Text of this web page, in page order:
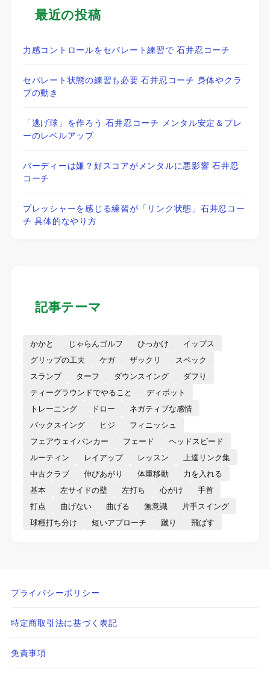
最近の投稿
力感コントロールをセパレート練習で 石井忍コーチ
セパレート状態の練習も必要 石井忍コーチ 身体やクラ
ブの動き
「逃げ球」を作ろう 石井忍コーチ メンタル安定＆プレ
ーのレベルアップ
バーディーは嫌？好スコアがメンタルに悪影響 石井忍
コーチ
プレッシャーを感じる練習が「リンク状態」石井忍コー
チ 具体的なやり方
記事テーマ
かかと じゃらんゴルフ ひっかけ
イップス
グリップの工夫
ケガ ザックリ
スペック
スランプ
ターフ ダウンスイング
ダフり
ティーグラウンドでやること
ディボット
トレーニング
ドロー
ネガティブな感情
バックスイング
ヒジ
フィニッシュ
フェアウェイバンカー
フェード
ヘッドスピード
ルーティン
レイアップ レッスン
上達リンク集
中古クラブ
伸びあがり 体重移動
力を入れる
基本
左サイドの壁 左打ち 心がけ
手首
打点
曲げない 曲げる 無意識
片手スイング
球種打ち分け
短いアプローチ 蹴り 飛ばす
プライバシーポリシー
特定商取引法に基づく表記
免責事項